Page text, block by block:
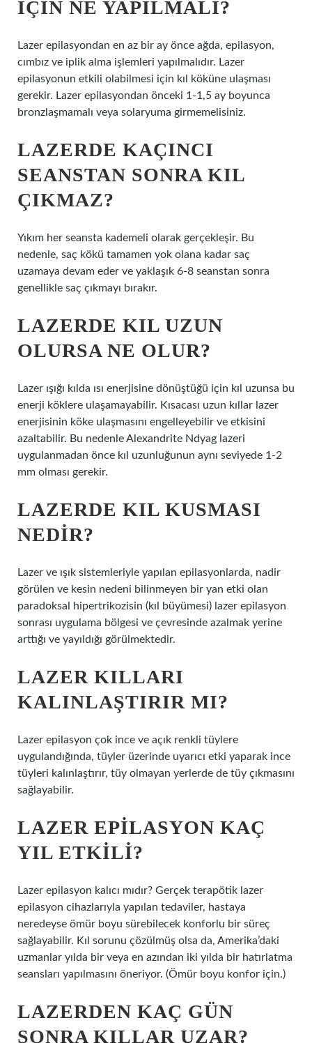
IÇIN NE YAPILMALI?
Lazer epilasyondan en az bir ay önce ağda, epilasyon,
cımbız ve iplik alma işlemleri yapılmalıdır. Lazer
epilasyonun etkili olabilmesi için kıl köküne ulaşması
gerekir. Lazer epilasyondan önceki 1-1,5 ay boyunca
bronzlaşmamalı veya solaryuma girmemelisiniz.
LAZERDE KAÇINCI
SEANSTAN SONRA KIL
ÇIKMAZ?
Yıkım her seansta kademeli olarak gerçekleşir. Bu
nedenle, saç kökü tamamen yok olana kadar saç
uzamaya devam eder ve yaklaşık 6-8 seanstan sonra
genellikle saç çıkmayı bırakır.
LAZERDE KIL UZUN
OLURSA NE OLUR?
Lazer ışığı kılda ısı enerjisine dönüştüğü için kıl uzunsa bu
enerji köklere ulaşamayabilir. Kısacası uzun kıllar lazer
enerjisinin köke ulaşmasını engelleyebilir ve etkisini
azaltabilir. Bu nedenle Alexandrite Ndyag lazeri
uygulanmadan önce kıl uzunluğunun aynı seviyede 1-2
mm olması gerekir.
LAZERDE KIL KUSMASI
NEDIR?
Lazer ve ışık sistemleriyle yapılan epilasyonlarda, nadir
görülen ve kesin nedeni bilinmeyen bir yan etki olan
paradoksal hipertrikozisin (kıl büyümesi) lazer epilasyon
sonrası uygulama bölgesi ve çevresinde azalmak yerine
arttığı ve yayıldığı görülmektedir.
LAZER KILLARI
KALINLAŞTIRIR MI?
Lazer epilasyon çok ince ve açık renkli tüylere
uygulandığında, tüyler üzerinde uyarıcı etki yaparak ince
tüyleri kalınlaştırır, tüy olmayan yerlerde de tüy çıkmasını
sağlayabilir.
LAZER EPILASYON KAÇ
YIL ETKILI?
Lazer epilasyon kalıcı mıdır? Gerçek terapötik lazer
epilasyon cihazlarıyla yapılan tedaviler, hastaya
neredeyse ömür boyu sürebilecek konforlu bir süreç
sağlayabilir. Kıl sorunu çözülmüş olsa da, Amerika’daki
uzmanlar yılda bir veya en azından iki yılda bir hatırlatma
seansları yapılmasını öneriyor. (Ömür boyu konfor için.)
LAZERDEN KAÇ GÜN
SONRA KILLAR UZAR?